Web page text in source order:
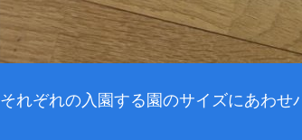
それぞれの入園する園のサイズにあわ